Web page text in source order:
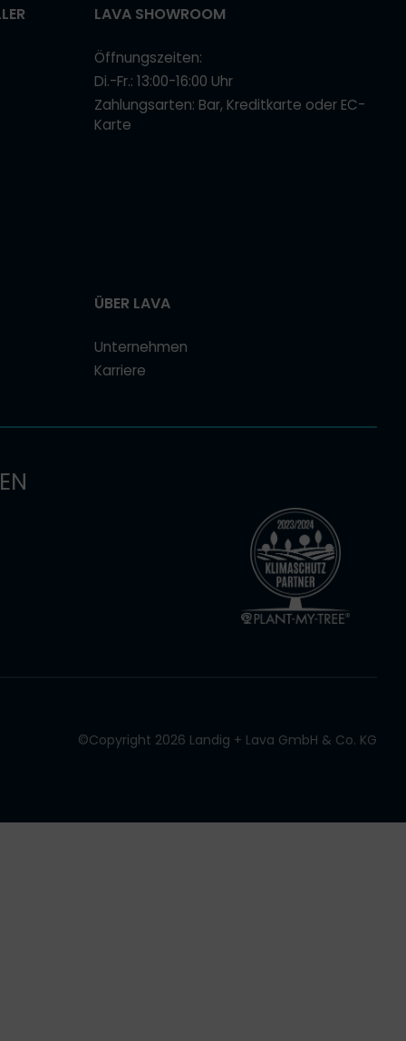
LAVA SHOWROOM
Öffnungszeiten:
Di.-Fr.: 13:00-16:00 Uhr
Zahlungsarten: Bar, Kreditkarte oder EC-
Karte
ÜBER LAVA
Unternehmen
Karriere
©Copyright 2026 Landig + Lava GmbH & Co. KG